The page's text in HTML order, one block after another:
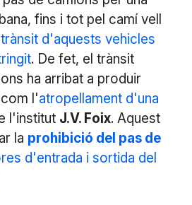
fins i tot pel camí vell
d'aquests vehicles
. De fet, el trànsit
ha arribat a produir
l'atropellament d'una
l'institut J.V. Foix. Aquest
la prohibició del pas de
d'entrada i sortida del